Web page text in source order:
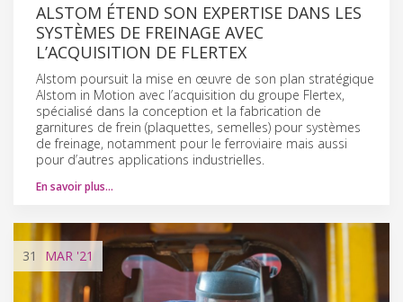
ALSTOM ÉTEND SON EXPERTISE DANS LES
SYSTÈMES DE FREINAGE AVEC
L’ACQUISITION DE FLERTEX
Alstom poursuit la mise en œuvre de son plan stratégique
Alstom in Motion avec l’acquisition du groupe Flertex,
spécialisé dans la conception et la fabrication de
garnitures de frein (plaquettes, semelles) pour systèmes
de freinage, notamment pour le ferroviaire mais aussi
pour d’autres applications industrielles.
En savoir plus…
31 MAR '21